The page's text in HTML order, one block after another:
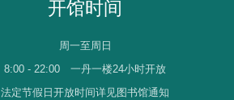
开馆时间
周一至周日
8:00 - 22:00 一丹一楼24小时开放
法定节假日开放时间详见图书馆通知